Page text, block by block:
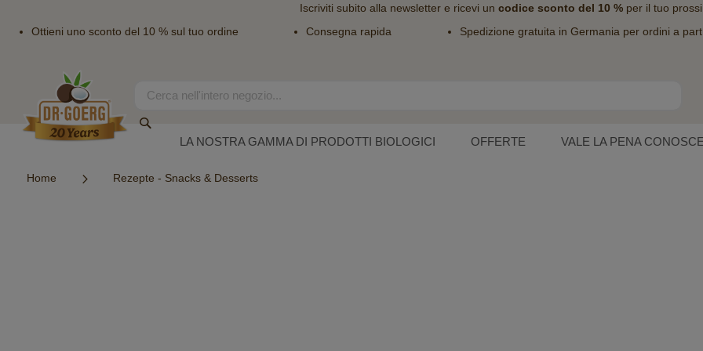
Iscriviti subito alla newslettere ricevi un codice sconto del 10 %per il tuo
Ottieni uno sconto del 10 % sul tuo ordine
Consegna rapida Spedizione gratuita in Germania per ordini a
contenuto
Search
LA NOSTRA GAMMA DI PRODOTTI BIOLOGICI OFFERTE VALE LA PENA
Home Rezepte - Snacks & Desserts